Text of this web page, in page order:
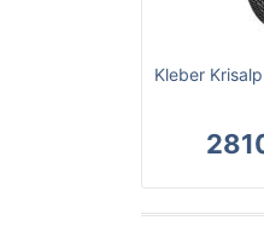
Kleber